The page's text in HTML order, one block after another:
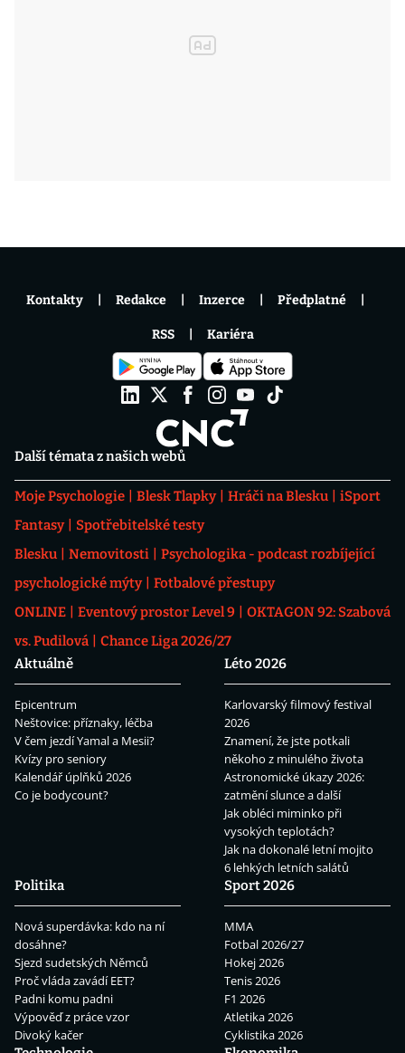
Další témata z našich webů
Moje Psychologie Blesk Tlapky Hráči na Blesku
iSport
Fantasy
Spotřebitelské testy
Blesku
Nemovitosti
Psychologika - podcast rozbíjející
psychologické mýty
Fotbalové přestupy
ONLINE
Eventový prostor Level 9
OKTAGON 92: Szabová
vs. Pudilová
Chance Liga 2026/27
Aktuálně
Epicentrum
Neštovice: příznaky, léčba
V čem jezdí Yamal a Mesii?
Kvízy pro seniory
Kalendář úplňků 2026
Co je bodycount?
Léto 2026
Karlovarský filmový festival
2026
Znamení, že jste potkali
někoho z minulého života
Astronomické úkazy 2026:
zatmění slunce a další
Jak obléci miminko při
vysokých teplotách?
Jak na dokonalé letní mojito
6 lehkých letních salátů
Politika
Nová superdávka: kdo na ní
dosáhne?
Sjezd sudetských Němců
Proč vláda zavádí EET?
Padni komu padni
Výpověď z práce vzor
Divoký kačer
Sport 2026
MMA
Fotbal 2026/27
Hokej 2026
Tenis 2026
F1 2026
Atletika 2026
Cyklistika 2026
Kontakty Redakce Inzerce Předplatné
RSS Kariéra